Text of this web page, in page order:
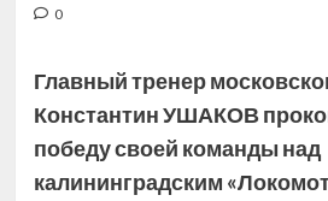
0
Главный тренер
Константин УШАКОВ
победу своей команды над
калининградским